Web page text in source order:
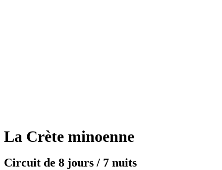
La Crète minoenne
Circuit de 8 jours / 7 nuits